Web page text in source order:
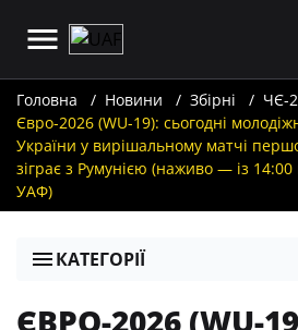
Головна Новини Збірні
ЧЄ-
Євро-2026 (WU-19): сьогодні
України у вирішальному матчі
зіграє з Румунією (наживо — із
УАФ)
КАТЕГОРІЇ
ЄВРО-2026 (WU-